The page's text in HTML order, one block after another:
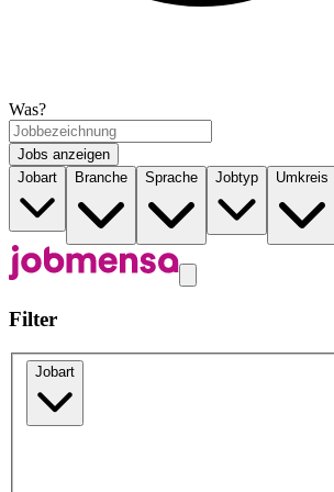
Was?
Jobs anzeigen
Jobart
Branche Sprache Jobtyp Umkreis
Filter
Jobart